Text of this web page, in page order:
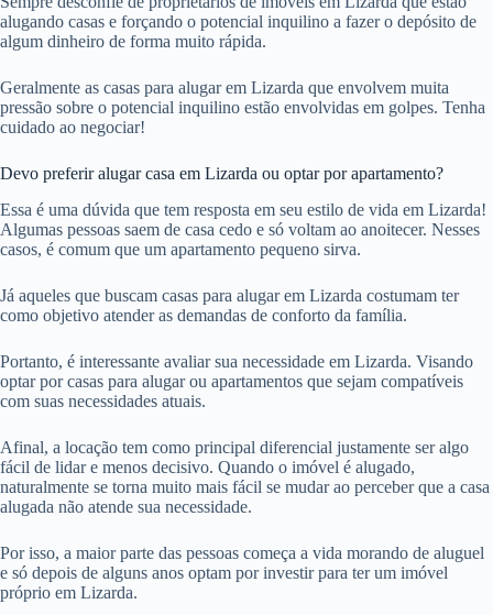
alugando casas e forçando o potencial inquilino a fazer o depósito de
algum dinheiro de forma muito rápida.
Geralmente as casas para alugar em Lizarda que envolvem muita
pressão sobre o potencial inquilino estão envolvidas em golpes. Tenha
cuidado ao negociar!
Devo preferir alugar casa em Lizarda ou optar por apartamento?
Essa é uma dúvida que tem resposta em seu estilo de vida em Lizarda!
Algumas pessoas saem de casa cedo e só voltam ao anoitecer. Nesses
casos, é comum que um apartamento pequeno sirva.
Já aqueles que buscam casas para alugar em Lizarda costumam ter
como objetivo atender as demandas de conforto da família.
Portanto, é interessante avaliar sua necessidade em Lizarda. Visando
optar por casas para alugar ou apartamentos que sejam compatíveis
com suas necessidades atuais.
Afinal, a locação tem como principal diferencial justamente ser algo
fácil de lidar e menos decisivo. Quando o imóvel é alugado,
naturalmente se torna muito mais fácil se mudar ao perceber que a casa
alugada não atende sua necessidade.
Por isso, a maior parte das pessoas começa a vida morando de aluguel
e só depois de alguns anos optam por investir para ter um imóvel
próprio em Lizarda.